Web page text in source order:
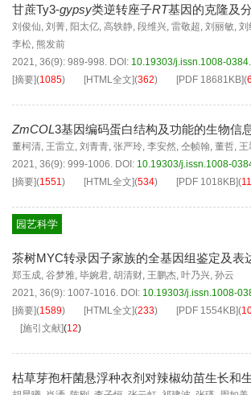
甘蔗Ty3-gypsy类逆转座子RT基因的克隆及
刘俊仙, 刘菁, 阳太亿, 高轶静, 段维兴, 雷敬超, 刘丽敏, 刘
李松, 熊发前
2021, 36(9): 989-998. DOI: 10.19303/j.issn.1008-
[摘要](1085) [HTML全文](362) [PDF 18681KB](
ZmCOL3基因编码蛋白结构及功能的生物信
董柯清, 王雷立, 刘青青, 张严玲, 李安然, 仝帧翰, 董哲, 王
2021, 36(9): 999-1006. DOI: 10.19303/j.issn.1008-
[摘要](1551) [HTML全文](534) [PDF 1018KB](
园艺科学
茶树MYC转录因子家族的全基因组鉴定及表
郑玉成, 谷梦雅, 毕婉君, 胡清财, 王鹏杰, 叶乃兴, 孙云
2021, 36(9): 1007-1016. DOI: 10.19303/j.issn.1008-
[摘要](1589) [HTML全文](233) [PDF 1554KB](
[施引文献](12)
枯草芽孢杆菌悬浮种衣剂对辣椒幼苗生长和